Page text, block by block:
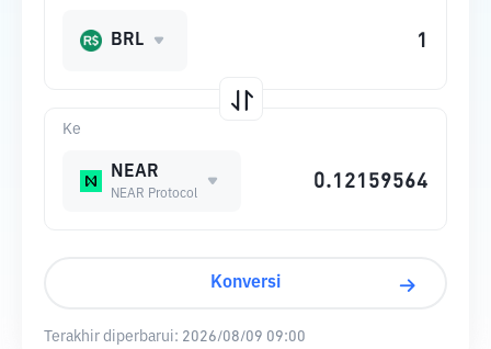
Ke
NEAR
NEAR Protocol
BRL
Konversi
Terakhir diperbarui: 2026/08/09 09:00